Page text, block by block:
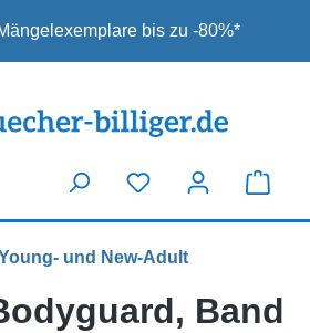
bis zu -80%*
und New-Adult
Band